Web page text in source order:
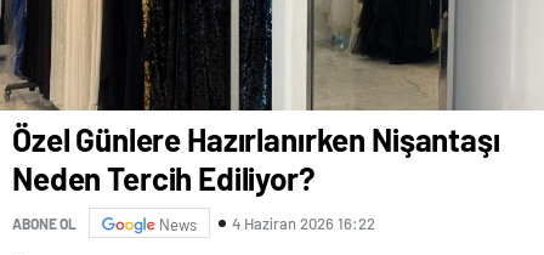
Özel Günlere Hazırlanırken Nişantaşı
Neden Tercih Ediliyor?
ABONE OL News 4 Haziran 2026 16:22